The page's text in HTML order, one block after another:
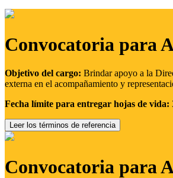
Convocatoria para
Objetivo del cargo: Brindar apoyo a la
externa en el acompañamiento y
Fecha límite para entregar hojas de vida:
Leer los términos de referencia
Convocatoria para